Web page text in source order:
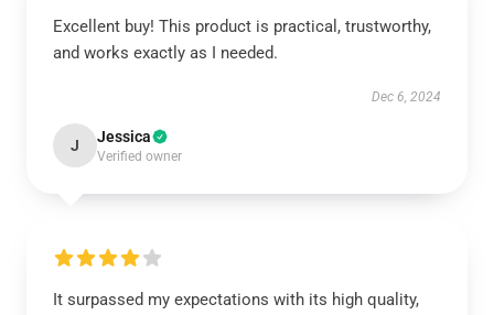
Excellent buy! This product is practical, trustworthy,
and works exactly as I needed.
Dec 6, 2024
J Jessica
Verified owner
It surpassed my expectations with its high quality,